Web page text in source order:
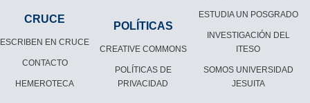
CRUCE
ESCRIBEN EN CRUCE
CONTACTO
HEMEROTECA
POLÍTICAS
CREATIVE COMMONS
POLÍTICAS DE
PRIVACIDAD
ESTUDIA UN POSGRADO
INVESTIGACIÓN DEL
ITESO
SOMOS UNIVERSIDAD
JESUITA